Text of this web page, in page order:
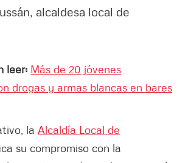
alcaldesa local de
leer: Más de 20 jóvenes
drogas y armas blancas en bares
la Alcaldía Local de
su compromiso con la